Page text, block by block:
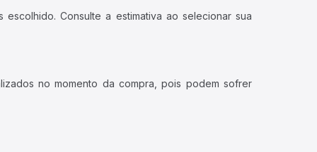
Consulte a estimativa ao selecionar sua
no momento da compra, pois podem sofrer